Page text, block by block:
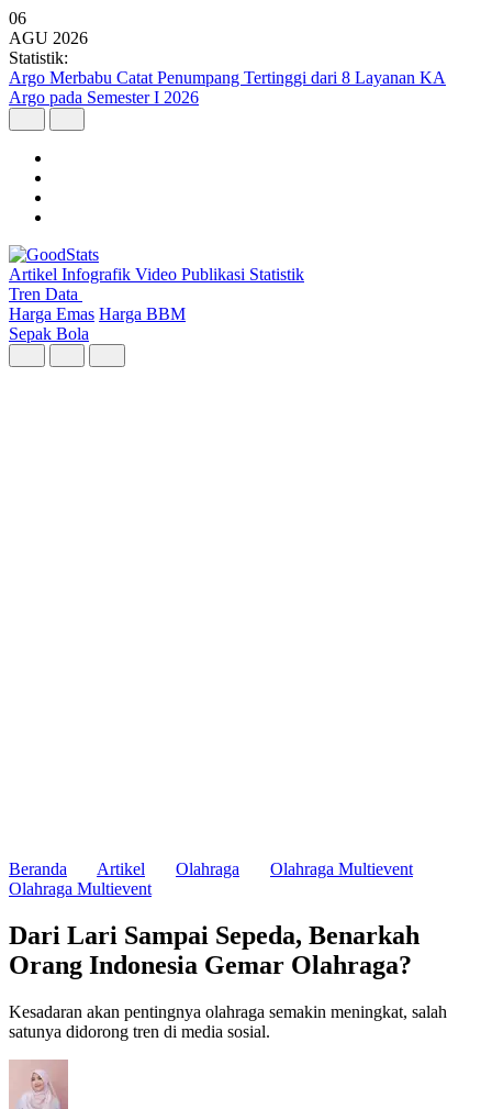
06
AGU 2026
Statistik:
10 Provinsi dengan Jumlah Penduduk Miskin Terbanyak 2026,
Jawa Timur Teratas
Artikel Infografik Video Publikasi Statistik
Tren Data
Harga Emas Harga BBM
Sepak Bola
Beranda Artikel Olahraga
Olahraga Multievent
Olahraga Multievent
Dari Lari Sampai Sepeda, Benarkah
Orang Indonesia Gemar Olahraga?
Kesadaran akan pentingnya olahraga semakin meningkat, salah
satunya didorong tren di media sosial.